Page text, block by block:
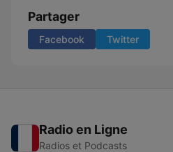
Partager
Facebook Twitter
Radio en Ligne
Radios et Podcasts